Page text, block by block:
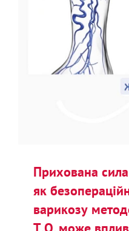
Прихована
як
варикозу